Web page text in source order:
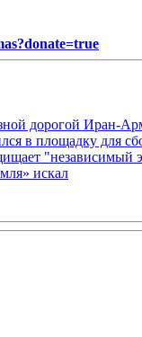
дорогой Иран-
в площадку для
"независимый
искал